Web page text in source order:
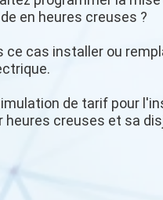
en heures creuses ?
ce cas installer ou
de tarif pour
heures creuses et sa